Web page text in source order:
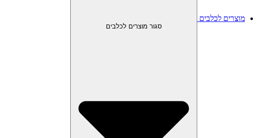
מוצרים לכלבים
סגור מוצרים לכלבים